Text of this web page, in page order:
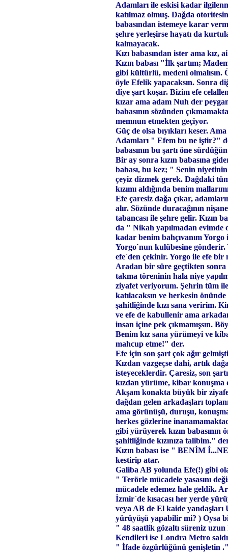
Adamları ile eskisi kadar
katılmaz olmuş. Dağda
babasından istemeye karar
şehre yerleşirse hayatı da
kalmayacak.
Kızı babasından ister ama kız,
Kızın babası "İlk şartım;
gibi kültürlü, medeni olmalısın.
öyle Efelik yapacaksın. Sonra
diye şart koşar. Bizim efe
kızar ama adam Nuh der
babasının sözünden
memnun etmekten geçiyor.
Güç de olsa bıyıkları keser.
Adamları " Efem bu ne iştir?"
babasının bu şartı öne
Bir ay sonra kızın babasına
babası, bu kez; " Senin
çeyiz dizmek gerek. Dağdaki
kızımı aldığında benim
Efe çaresiz dağa çıkar,
alır. Sözünde duracağının
tabancası ile şehre gelir. Kızın
da " Nikah yapılmadan evimde
kadar benim bahçıvanım
Yorgo`nun kulübesine
efe`den çekinir. Yorgo ile efe bir
Aradan bir süre geçtikten sonra
takma töreninin hala niye
ziyafet veriyorum. Şehrin tüm
katılacaksın ve herkesin
şahitliğinde kızı sana veririm.
ve efe de kabullenir ama
insan içine pek çıkmamışsın.
Benim kız sana yürümeyi ve
mahcup etme!" der.
Efe için son şart çok ağır
Kızdan vazgeçse dahi, artık
isteyeceklerdir. Çaresiz, son
kızdan yürüme, kibar konuşma
Akşam konakta büyük bir
dağdan gelen arkadaşları
ama görünüşü, duruşu,
herkes gözlerine
gibi yürüyerek kızın
şahitliğinde kızınıza talibim."
Kızın babası ise " BENİM
kestirip atar.
Galiba AB yolunda Efe(!) gibi
" Terörle mücadele yasasını
mücadele edemez hale geldik.
İzmir`de kısacası her yerde
veya AB de El kaide
yürüyüşü yapabilir mi? ) Oysa
" 48 saatlik gözaltı süreniz
Kendileri ise Londra Metro
" İfade özgürlüğünü genişletin